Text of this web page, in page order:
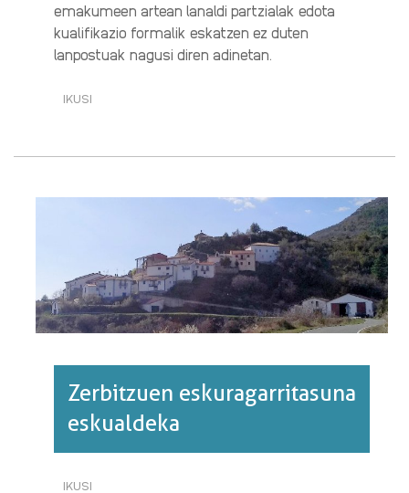
emakumeen artean lanaldi partzialak edota
kualifikazio formalik eskatzen ez duten
lanpostuak nagusi diren adinetan.
IKUSI
ARTEKO
LAN
ORDUKO·RI
BURUZ
Zerbitzuen eskuragarritasuna
eskualdeka
IKUSI